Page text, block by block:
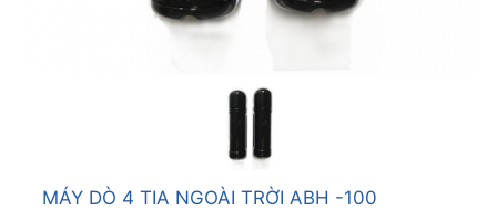
MÁY DÒ 4 TIA NGOÀI TRỜI ABH -100